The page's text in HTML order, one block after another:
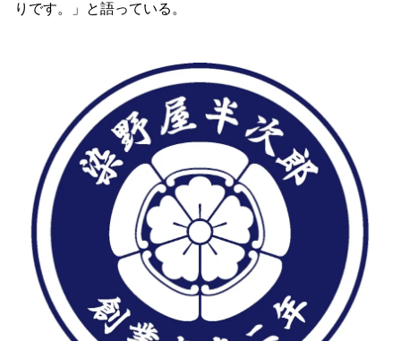
りです。」と語っている。